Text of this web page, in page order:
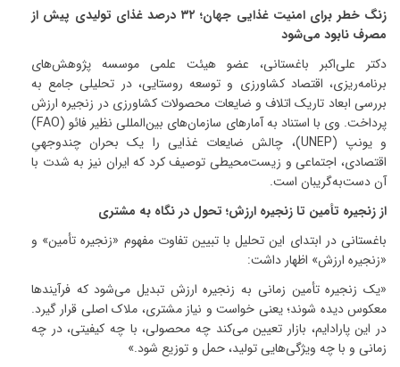
زنگ خطر برای امنیت غذایی جهان؛ ۳۲ درصد غذای تولیدی پیش از
مصرف نابود می‌شود
دکتر علی‌اکبر باغستانی، عضو هیئت علمی موسسه پژوهش‌های
برنامه‌ریزی، اقتصاد کشاورزی و توسعه روستایی، در تحلیلی جامع به
بررسی ابعاد تاریک اتلاف و ضایعات محصولات کشاورزی در زنجیره ارزش
پرداخت. وی با استناد به آمارهای سازمان‌های بین‌المللی نظیر فائو(FAO)
و یونپ (UNEP)
، چالش ضایعات غذایی را یک بحران چندوجهیِ
اقتصادی، اجتماعی و زیست‌محیطی توصیف کرد که ایران نیز به شدت با
آن دست‌به‌گریبان است.
از زنجیره تأمین تا زنجیره ارزش؛ تحول در نگاه به مشتری
باغستانی در ابتدای این تحلیل با تبیین تفاوت مفهوم «زنجیره تأمین» و
«زنجیره ارزش» اظهار داشت:
«یک زنجیره تأمین زمانی به زنجیره ارزش تبدیل می‌شود که فرآیندها
معکوس دیده شوند؛ یعنی خواست و نیاز مشتری، ملاک اصلی قرار گیرد.
در این پارادایم، بازار تعیین می‌کند چه محصولی، با چه کیفیتی، در چه
زمانی و با چه ویژگی‌هایی تولید، حمل و توزیع شود.»